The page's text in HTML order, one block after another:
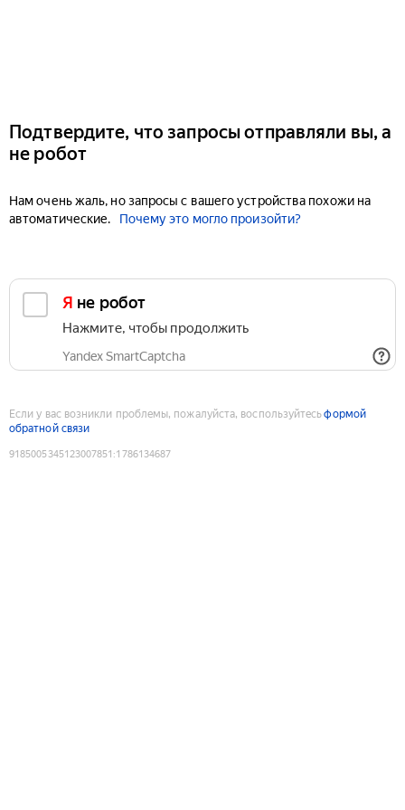
Подтвердите, что запросы отправляли вы, а
не робот
Нам очень жаль, но запросы с вашего устройства похожи на
автоматические.
Почему это могло произойти?
Я не робот
Нажмите, чтобы продолжить
Yandex SmartCaptcha
Если у вас возникли проблемы, пожалуйста, воспользуйтесьформой
обратной связи
9185005345123007851 :1786134687